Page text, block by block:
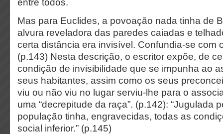
entre todos.
Mas para Euclides, a povoação nada tinha de
alvura reveladora das paredes caiadas e
certa distância era invisível. Confundia-se com
(p.143) Nesta descrição, o escritor expõe, de
condição de invisibilidade que se impunha ao
seus habitantes, assim como os seus
viu ou não viu no lugar serviu-lhe para o
uma “decrepitude da raça”. (p.142): “Jugulada
população tinha, engravecidas, todas as
social inferior.” (p.145)